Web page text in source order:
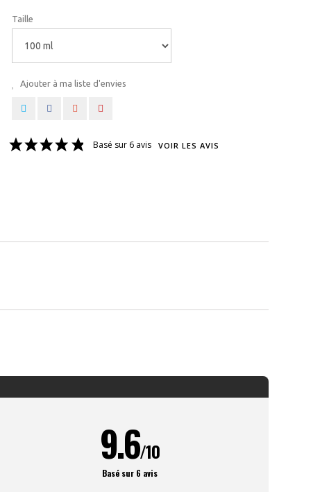
Taille
Ajouter à ma liste d'envies
Basé sur 6 avis VOIR LES AVIS
9.6/10
Basé sur 6 avis